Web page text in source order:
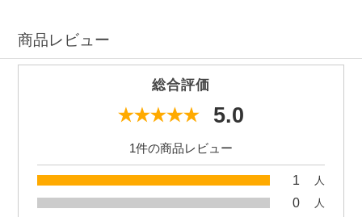
商品レビュー
総合評価
5.0
1件の商品レビュー
1 人
0 人